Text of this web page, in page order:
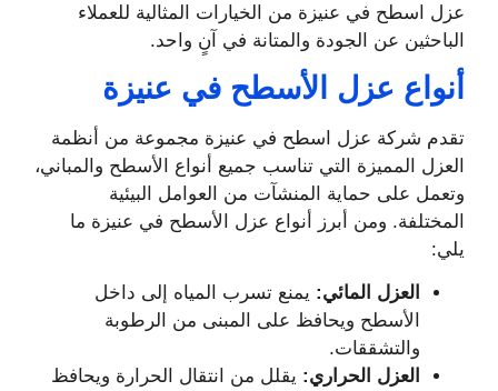
عزل اسطح في عنيزة من الخيارات المثالية للعملاء
الباحثين عن الجودة والمتانة في آنٍ واحد.
أنواع عزل الأسطح في عنيزة
تقدم شركة عزل اسطح في عنيزة مجموعة من أنظمة
العزل المميزة التي تناسب جميع أنواع الأسطح والمباني،
وتعمل على حماية المنشآت من العوامل البيئية
المختلفة. ومن أبرز أنواع عزل الأسطح في عنيزة ما
يلي:
العزل المائي: يمنع تسرب المياه إلى داخل
الأسطح ويحافظ على المبنى من الرطوبة
والتشققات.
العزل الحراري: يقلل من انتقال الحرارة ويحافظ